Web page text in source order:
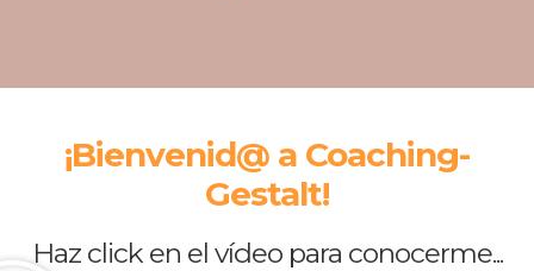
¡Bienvenid@ a Coaching-
Gestalt!
Haz click en el vídeo para conocerme...